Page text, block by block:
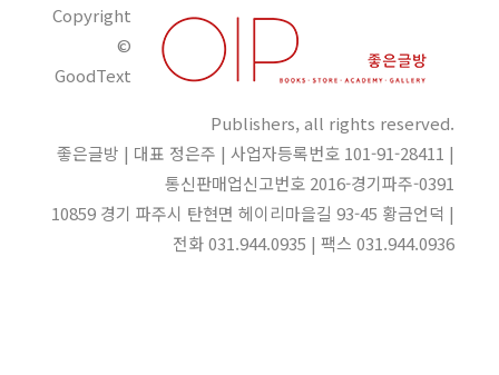
Copyright
©
GoodText
Publishers, all rights reserved.
좋은글방 | 대표 정은주 | 사업자등록번호 101-91-28411 |
통신판매업신고번호 2016-경기파주-0391
10859 경기 파주시 탄현면 헤이리마을길 93-45 황금언덕 |
전화 031.944.0935 | 팩스 031.944.0936